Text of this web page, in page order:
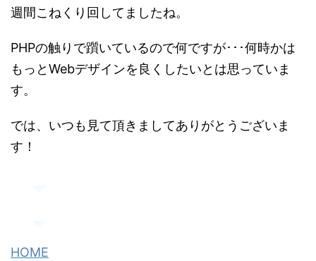
週間こねくり回してましたね。
PHPの触りで躓いているので何ですが･･･何時かは
もっとWebデザインを良くしたいとは思っていま
す。
では、いつも見て頂きましてありがとうございま
す！
HOME